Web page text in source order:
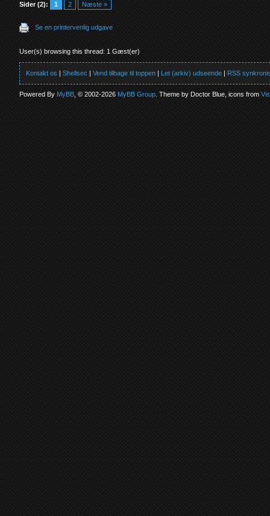
Sider (2): 1 2 Næste »
Se en printervenlig udgave
User(s) browsing this thread: 1 Gæst(er)
Kontakt os |Shellsec |Vend tilbage til toppen | Let (arkiv) udseende | RSS
Powered By MyBB , © 2002-2026 MyBB Group . Theme by Doctor Blue, icons from